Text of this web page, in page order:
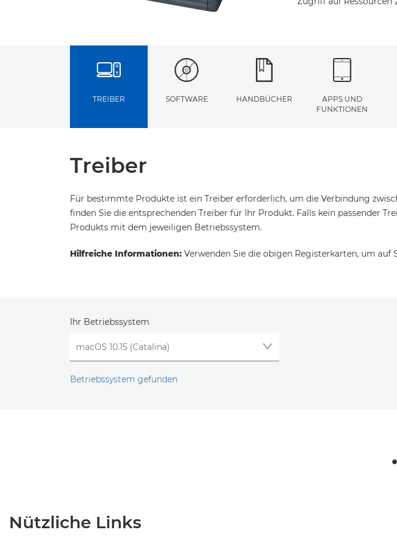
TREIBER SOFTWARE HANDBÜCHER
APPS UND
FUNKTIONEN
Treiber
Für bestimmte Produkte ist ein Treiber erforderlich, um die Verbindung
finden Sie die entsprechenden Treiber für Ihr Produkt. Falls kein passender
Produkts mit dem jeweiligen Betriebssystem.
Hilfreiche Informationen: Verwenden Sie die obigen Registerkarten, um
Ihr Betriebssystem
Betriebssystem gefunden
Nützliche Links